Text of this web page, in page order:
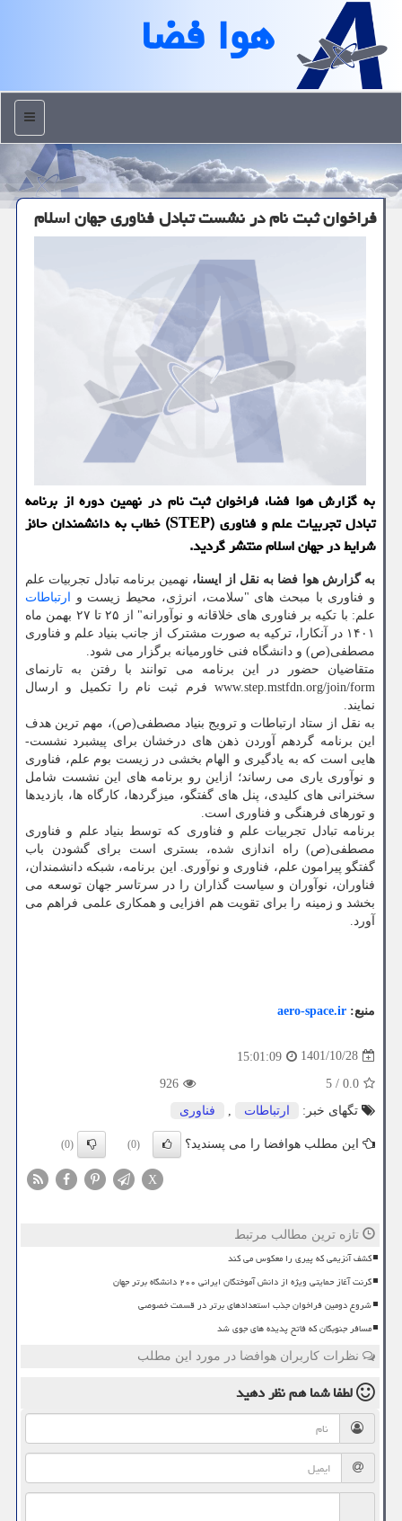
هوا فضا
منو
فراخوان ثبت نام در نشست تبادل فناوری جهان اسلام
به گزارش هوا فضا، فراخوان ثبت ­نام در نهمین دوره از برنامه
تبادل تجربیات علم و فناوری (STEP) خطاب به دانشمندان حائز
شرایط در جهان اسلام منتشر گردید.
به گزارش هوا فضا به نقل از ایسنا، نهمین برنامه تبادل تجربیات علم
و فناوری با مبحث های "سلامت، انرژی، محیط زیست و
ارتباطات
علم: با تکیه بر فناوری های خلاقانه و نوآورانه" از ۲۵ تا ۲۷ بهمن ­ماه
۱۴۰۱ در آنکارا، ترکیه به صورت مشترک از جانب بنیاد علم و فناوری
مصطفی(ص) و دانشگاه فنی خاورمیانه برگزار می شود.
متقاضیان حضور در این برنامه می توانند با رفتن به تارنمای
www.step.mstfdn.org/join/form فرم ثبت نام را تکمیل و ارسال
نمایند.
به نقل از ستاد ارتباطات و ترویج بنیاد مصطفی(ص)، مهم ترین هدف
این برنامه گردهم آوردن ذهن های درخشان برای پیشبرد نشست­
هایی است که به یادگیری و الهام بخشی در زیست بوم علم، فناوری
و نوآوری یاری می رساند؛ ازاین رو برنامه های این نشست شامل
سخنرانی های کلیدی، پنل های گفتگو، میزگردها، کارگاه ها، بازدیدها
و تورهای فرهنگی و فناوری است.
برنامه تبادل تجربیات علم و فناوری که توسط بنیاد علم و فناوری
مصطفی(ص) راه اندازی شده، بستری است برای گشودن باب
گفتگو پیرامون علم، فناوری و نوآوری. این برنامه، شبکه دانشمندان،
فناوران، نوآوران و سیاست گذاران را در سرتاسر جهان توسعه می
بخشد و زمینه را برای تقویت هم افزایی و همکاری علمی فراهم می
آورد.
منبع: aero-space.ir
1401/10/28
15:01:09
0.0
/
5
926
تگهای خبر:
ارتباطات , فناوری
این مطلب هوافضا را می پسندید؟ (0)
(0)
X
تازه ترین مطالب مرتبط
کشف آنزیمی که پیری را معکوس می کند
گرنت آغاز حمایتی ویژه از دانش آموختگان ایرانی ۲۰۰ دانشگاه برتر جهان
شروع دومین فراخوان جذب استعدادهای برتر در قسمت خصوصی
مسافر جنوبگان که فاتح پدیده های جوی شد
نظرات کاربران هوافضا در مورد این مطلب
لطفا شما همنظر دهید